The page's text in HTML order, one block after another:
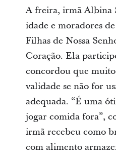
A freira, irmã Albina
idade e moradores
Filhas de Nossa
Coração. Ela
concordou que
validade se não for
adequada. “É uma
jogar comida fora”,
irmã recebeu como
com alimento